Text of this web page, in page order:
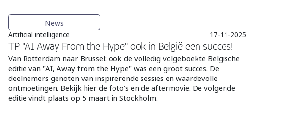
News
Artificial intelligence 17-11-2025
TP "AI Away From the Hype" ook in België een succes!
Van Rotterdam naar Brussel: ook de volledig volgeboekte Belgische
editie van "AI, Away from the Hype" was een groot succes. De
deelnemers genoten van inspirerende sessies en waardevolle
ontmoetingen. Bekijk hier de foto’s en de aftermovie. De volgende
editie vindt plaats op 5 maart in Stockholm.